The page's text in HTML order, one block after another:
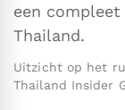
een
Thailand.
Uitzicht op het
Thailand Insider